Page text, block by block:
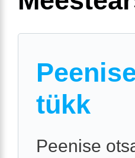
tükk
Peenise